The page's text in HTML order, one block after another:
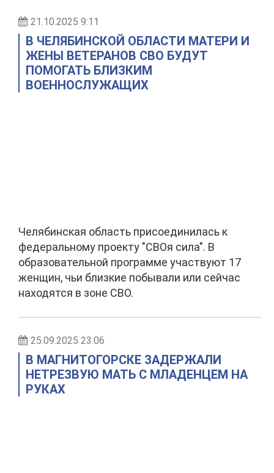
21.10.2025 9:11
В ЧЕЛЯБИНСКОЙ ОБЛАСТИ МАТЕРИ И
ЖЕНЫ ВЕТЕРАНОВ СВО БУДУТ
ПОМОГАТЬ БЛИЗКИМ
ВОЕННОСЛУЖАЩИХ
Челябинская область присоединилась к
федеральному проекту "СВОя сила". В
образовательной программе участвуют 17
женщин, чьи близкие побывали или сейчас
находятся в зоне СВО.
25.09.2025 23:06
В МАГНИТОГОРСКЕ ЗАДЕРЖАЛИ
НЕТРЕЗВУЮ МАТЬ С МЛАДЕНЦЕМ НА
РУКАХ